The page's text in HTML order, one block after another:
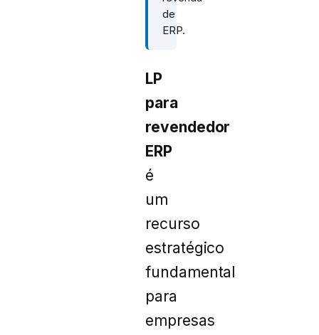
de
ERP.
LP
para
revendedor
ERP
é
um
recurso
estratégico
fundamental
para
empresas